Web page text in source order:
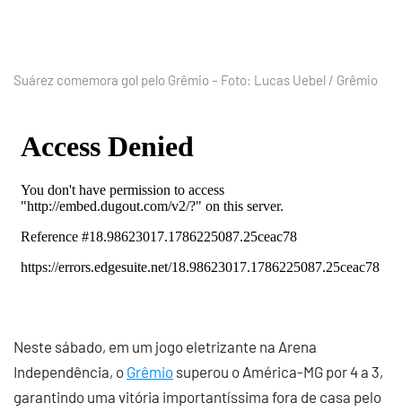
Suárez comemora gol pelo Grêmio – Foto: Lucas Uebel / Grêmio
Neste sábado, em um jogo eletrizante na Arena
Independência, o Grêmio superou o América-MG por 4 a 3,
garantindo uma vitória importantíssima fora de casa pelo